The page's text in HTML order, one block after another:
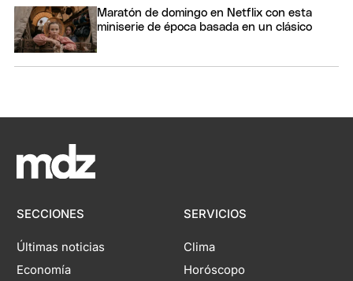
Maratón de domingo en Netflix con esta
miniserie de época basada en un clásico
SECCIONES
Últimas noticias
Economía
SERVICIOS
Clima
Horóscopo